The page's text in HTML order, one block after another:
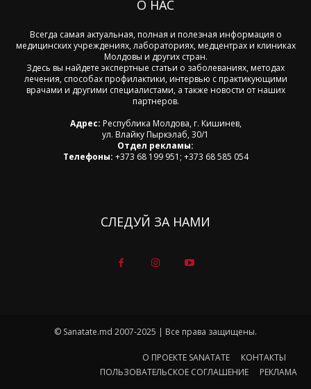
О НАС
Всегда самая актуальная, полная и полезная информация о
медицинских учреждениях, лабораториях, медцентрах и клиниках
Молдовы и других стран.
Здесь вы найдете экспертные статьи о заболеваниях, методах
лечения, способах профилактики, интервью с практикующими
врачами и другими специалистами, а также новости от наших
партнеров.
Адрес: Республика Молдова, г. Кишинев,
ул. Влайку Пыркэлаб, 30/1
Отдел рекламы:
Телефоны: +373 68 199 951; +373 68 585 054
СЛЕДУЙ ЗА НАМИ
© Sanatate.md 2007-2025 | Все права защищены.
О ПРОЕКТЕ SANATATE
КОНТАКТЫ
ПОЛЬЗОВАТЕЛЬСКОЕ СОГЛАШЕНИЕ
РЕКЛАМА